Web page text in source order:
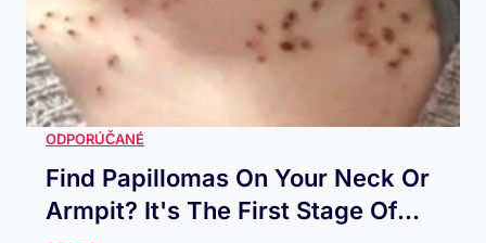
Find Papillomas On Your Neck Or
Armpit? It's The First Stage Of...